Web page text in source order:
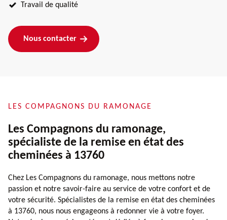
Travail de qualité
Nous contacter
LES COMPAGNONS DU RAMONAGE
Les Compagnons du ramonage,
spécialiste de la remise en état des
cheminées à 13760
Chez Les Compagnons du ramonage, nous mettons notre
passion et notre savoir-faire au service de votre confort et de
votre sécurité. Spécialistes de la remise en état des cheminées
à 13760, nous nous engageons à redonner vie à votre foyer.